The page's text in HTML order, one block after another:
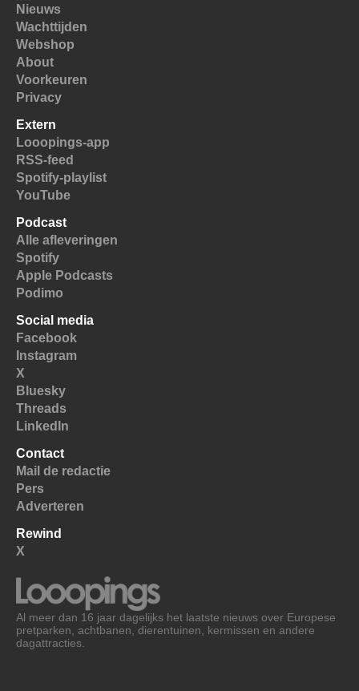
Nieuws
Wachttijden
Webshop
About
Voorkeuren
Privacy
Extern
Looopings-app
RSS-feed
Spotify-playlist
YouTube
Podcast
Alle afleveringen
Spotify
Apple Podcasts
Podimo
Social media
Facebook
Instagram
X
Bluesky
Threads
LinkedIn
Contact
Mail de redactie
Pers
Adverteren
Rewind
X
Al meer dan 16 jaar dagelijks het laatste nieuws over Europese
pretparken, achtbanen, dierentuinen, kermissen en andere
dagattracties.